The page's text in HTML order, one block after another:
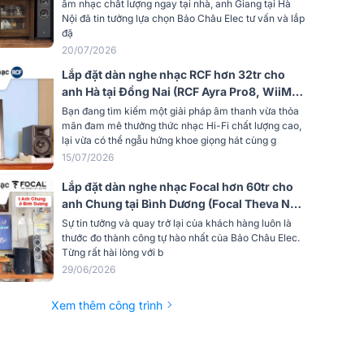
âm nhạc chất lượng ngay tại nhà, anh Giang tại Hà
Nội đã tin tưởng lựa chọn Bảo Châu Elec tư vấn và lắp
đặ
20/07/2026
Lắp đặt dàn nghe nhạc RCF hơn 32tr cho
anh Hà tại Đồng Nai (RCF Ayra Pro8, WiiM
Ultra, Acnos FLAC 39)
Bạn đang tìm kiếm một giải pháp âm thanh vừa thỏa
mãn đam mê thưởng thức nhạc Hi-Fi chất lượng cao,
lại vừa có thể ngẫu hứng khoe giọng hát cùng g
15/07/2026
Lắp đặt dàn nghe nhạc Focal hơn 60tr cho
anh Chung tại Bình Dương (Focal Theva N2,
Denon PMA-900HNE, WiiM Pro Plus)
Sự tin tưởng và quay trở lại của khách hàng luôn là
thước đo thành công tự hào nhất của Bảo Châu Elec.
Từng rất hài lòng với b
29/06/2026
Xem thêm công trình